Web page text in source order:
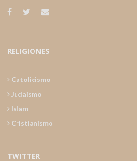
RELIGIONES
Catolicismo
Judaismo
Islam
Cristianismo
TWITTER